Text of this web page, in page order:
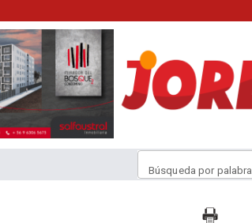
Búsqueda por palabra